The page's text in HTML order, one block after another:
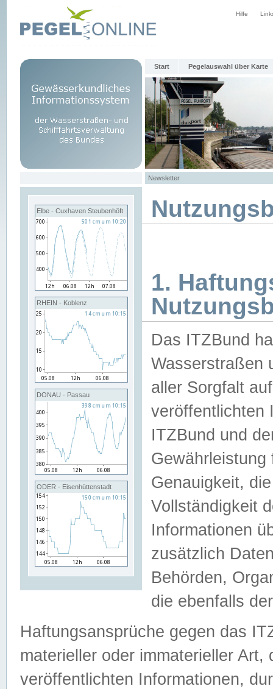
Hilfe
Start Pegelauswahl über Karte
Newsletter
Elbe - Cuxhaven Steubenhöft
RHEIN - Koblenz
DONAU - Passau
ODER - Eisenhüttenstadt
1.
Das ITZBund
Wasserstraßen
aller Sorgfalt
veröffentlichten
ITZBund und
Genauigkeit,
Vollständigkeit
Informationen
zusätzlich
Behörden,
die ebenfalls
Haftungsansprüche gegen das
materieller oder immaterieller
veröffentlichten Informationen,